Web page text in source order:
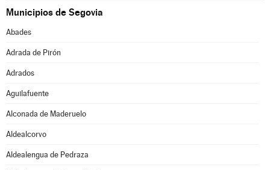
Municipios de Segovia
Abades
Adrada de Pirón
Adrados
Aguilafuente
Alconada de Maderuelo
Aldealcorvo
Aldealengua de Pedraza